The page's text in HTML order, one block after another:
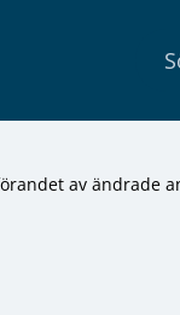
av ändrade